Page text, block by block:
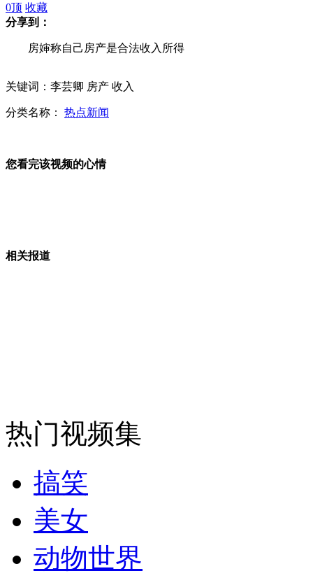
江西：向毛主席纪念堂敬赠主题国画
"乳业打假第一人"遇害 曾举报掺假
外交部：反对强权政治霸凌主义
外交部：有关国家言论片面不公正
安徽一实载49人客车翻车
0顶 收藏
分享到：
房婶称自己房产是合法收入所得
关键词：李芸卿 房产 收入
分类名称： 热点新闻
您看完该视频的心情
相关报道
热门视频集
搞笑
美女
动物世界